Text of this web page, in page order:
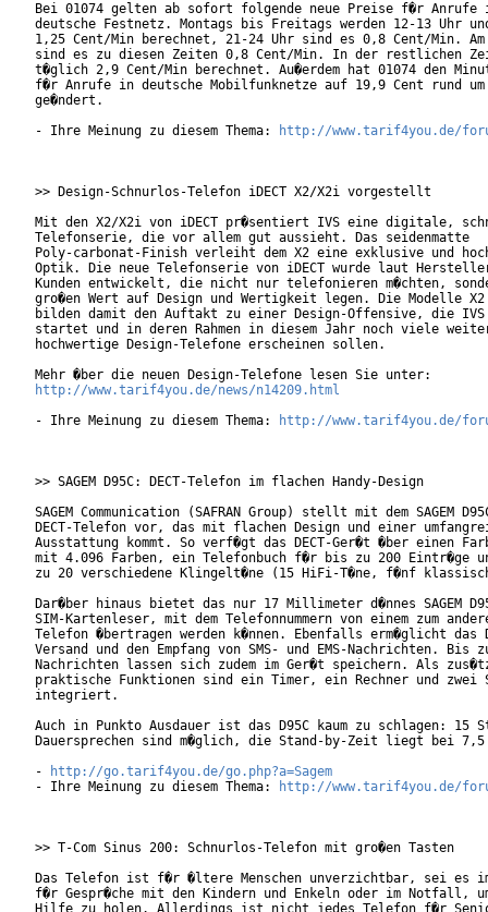
Bei 01074 gelten ab sofort folgende neue Preise f�r Anrufe
deutsche Festnetz. Montags bis Freitags werden 12-13 Uhr
1,25 Cent/Min berechnet, 21-24 Uhr sind es 0,8 Cent/Min. Am
sind es zu diesen Zeiten 0,8 Cent/Min. In der restlichen
t�glich 2,9 Cent/Min berechnet. Au�erdem hat 01074 den
f�r Anrufe in deutsche Mobilfunknetze auf 19,9 Cent rund
ge�ndert.
- Ihre Meinung zu diesem Thema:
http://www.tarif4you.de/
>> Design-Schnurlos-Telefon iDECT X2/X2i vorgestellt
Mit den X2/X2i von iDECT pr�sentiert IVS eine digitale,
Telefonserie, die vor allem gut aussieht. Das seidenmatte
Poly-carbonat-Finish verleiht dem X2 eine exklusive und
Optik. Die neue Telefonserie von iDECT wurde laut
Kunden entwickelt, die nicht nur telefonieren m�chten,
gro�en Wert auf Design und Wertigkeit legen. Die Modelle
bilden damit den Auftakt zu einer Design-Offensive, die IVS
startet und in deren Rahmen in diesem Jahr noch viele
hochwertige Design-Telefone erscheinen sollen.
http://www.tarif4you.de/news/n14209.html
- Ihre Meinung zu diesem Thema:
http://www.tarif4you.de/
>> SAGEM D95C: DECT-Telefon im flachen Handy-Design
SAGEM Communication (SAFRAN Group) stellt mit dem SAGEM
DECT-Telefon vor, das mit flachen Design und einer
Ausstattung kommt. So verf�gt das DECT-Ger�t �ber einen
mit 4.096 Farben, ein Telefonbuch f�r bis zu 200 Eintr�ge
zu 20 verschiedene Klingelt�ne (15 HiFi-T�ne, f�nf
Dar�ber hinaus bietet das nur 17 Millimeter d�nnes SAGEM
SIM-Kartenleser, mit dem Telefonnummern von einem zum
Telefon �bertragen werden k�nnen. Ebenfalls erm�glicht das
Versand und den Empfang von SMS- und EMS-Nachrichten. Bis
Nachrichten lassen sich zudem im Ger�t speichern. Als
praktische Funktionen sind ein Timer, ein Rechner und zwei
integriert.
Auch in Punkto Ausdauer ist das D95C kaum zu schlagen: 15
Dauersprechen sind m�glich, die Stand-by-Zeit liegt bei 7,5
-
http://go.tarif4you.de/go.php?a=Sagem
- Ihre Meinung zu diesem Thema:
http://www.tarif4you.de/
>> T-Com Sinus 200: Schnurlos-Telefon mit gro�en Tasten
Das Telefon ist f�r �ltere Menschen unverzichtbar, sei es
f�r Gespr�che mit den Kindern und Enkeln oder im Notfall,
Hilfe zu holen. Allerdings ist nicht jedes Telefon f�r